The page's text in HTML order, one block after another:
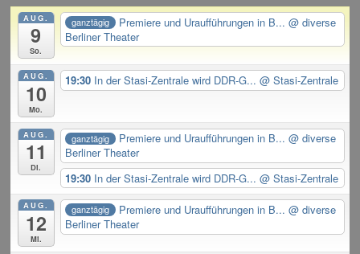
AUG.
9
So.
ganztägig Premiere und Uraufführungen in B... @ diverse
Berliner Theater
AUG.
10
Mo.
19:30 In der Stasi-Zentrale wird DDR-G...@ Stasi-Zentrale
AUG.
11
Di.
ganztägig Premiere und Uraufführungen in B... @ diverse
Berliner Theater
19:30 In der Stasi-Zentrale wird DDR-G...@ Stasi-Zentrale
AUG.
12
Mi.
ganztägig Premiere und Uraufführungen in B... @ diverse
Berliner Theater